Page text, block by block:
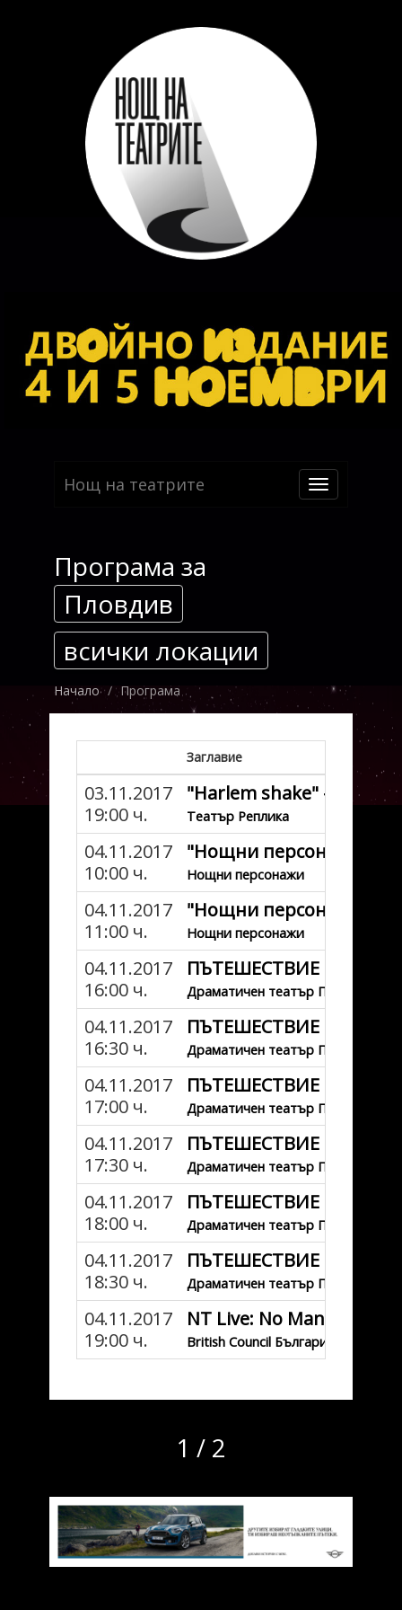
Toggle
Нощ на театрите
Програма за
Пловдив
всички локации
Начало Програма
Заглавие
03.11.2017
19:00 ч.
"Harlem shake" -
Театър Реплика
04.11.2017
10:00 ч.
"Нощни персонажи" -
Нощни персонажи
04.11.2017
11:00 ч.
"Нощни персонажи" -
Нощни персонажи
04.11.2017
16:00 ч.
ПЪТЕШЕСТВИЕ В
Драматичен театър Пловдив
04.11.2017
16:30 ч.
ПЪТЕШЕСТВИЕ В
Драматичен театър Пловдив
04.11.2017
17:00 ч.
ПЪТЕШЕСТВИЕ В
Драматичен театър Пловдив
04.11.2017
17:30 ч.
ПЪТЕШЕСТВИЕ В
Драматичен театър Пловдив
04.11.2017
18:00 ч.
ПЪТЕШЕСТВИЕ В
Драматичен театър Пловдив
04.11.2017
18:30 ч.
ПЪТЕШЕСТВИЕ В
Драматичен театър Пловдив
04.11.2017
19:00 ч.
NT Live: No Man's Land/
British Council България
1 / 2